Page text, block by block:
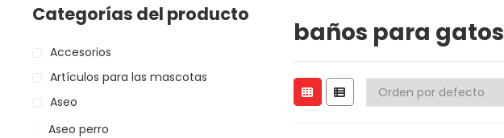
Categorías del producto
Accesorios
Artículos para las mascotas
Aseo
Aseo perro
baños para gatos